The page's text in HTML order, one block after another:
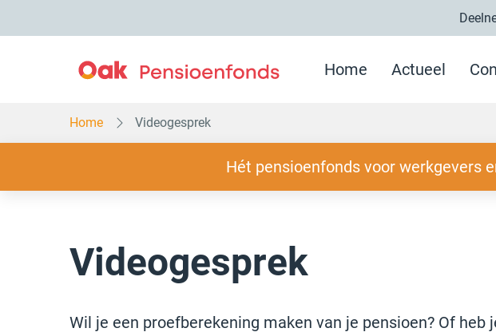
naar
Home Actueel
Home Videogesprek
Hét pensioenfonds voor werkgevers
Videogesprek
Wil je een proefberekening maken van je pensioen? Of heb